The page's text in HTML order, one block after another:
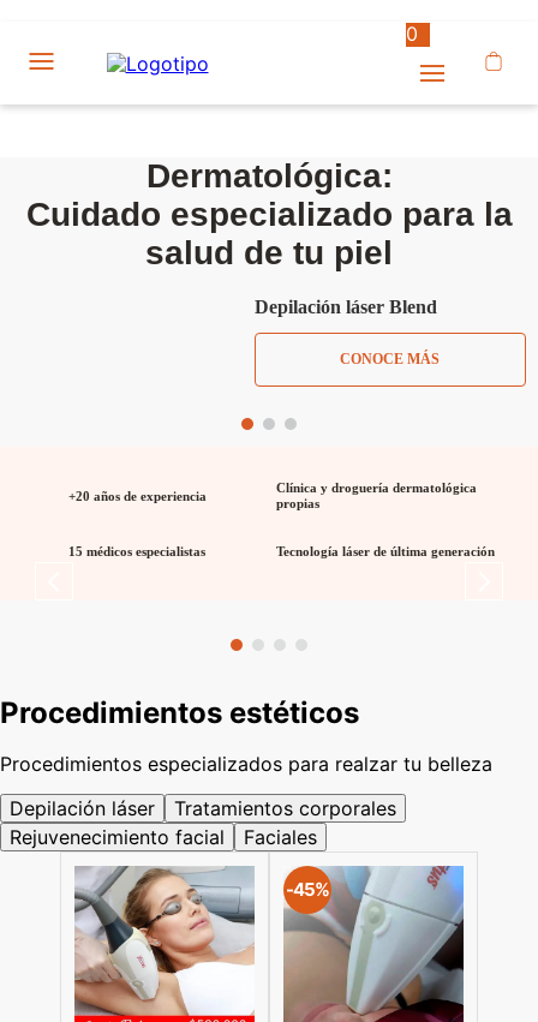
0
Dermatológica:
Cuidado especializado para la
salud de tu piel
Depilación láser Blend
CONOCE MÁS
+20 años de experiencia
Clínica y droguería dermatológica
propias
15 médicos especialistas Tecnología láser de última generación
Procedimientos estéticos
Procedimientos especializados para realzar tu belleza
Depilación láser
Tratamientos corporales
Rejuvenecimiento facial
Faciales
-45%